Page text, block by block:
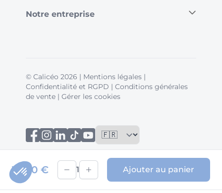
10,00 € 1 Ajouter au panier
Notre entreprise
© Calicéo 2026 | Mentions légales |
Confidentialité et RGPD | Conditions générales
de vente | Gérer les cookies